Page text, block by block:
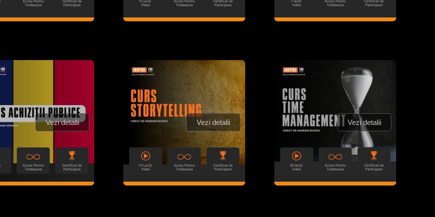
Vezi detalii Vezi detalii Vezi detalii